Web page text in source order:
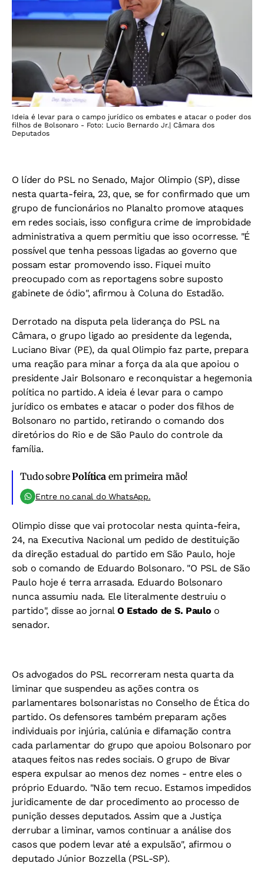
Ideia é levar para o campo jurídico os embates e atacar o poder dos
filhos de Bolsonaro - Foto: Lucio Bernardo Jr.| Câmara dos
Deputados
O líder do PSL no Senado, Major Olimpio (SP), disse
nesta quarta-feira, 23, que, se for confirmado que um
grupo de funcionários no Planalto promove ataques
em redes sociais, isso configura crime de improbidade
administrativa a quem permitiu que isso ocorresse. "É
possível que tenha pessoas ligadas ao governo que
possam estar promovendo isso. Fiquei muito
preocupado com as reportagens sobre suposto
gabinete de ódio", afirmou à Coluna do Estadão.
Derrotado na disputa pela liderança do PSL na
Câmara, o grupo ligado ao presidente da legenda,
Luciano Bivar (PE), da qual Olimpio faz parte, prepara
uma reação para minar a força da ala que apoiou o
presidente Jair Bolsonaro e reconquistar a hegemonia
política no partido. A ideia é levar para o campo
jurídico os embates e atacar o poder dos filhos de
Bolsonaro no partido, retirando o comando dos
diretórios do Rio e de São Paulo do controle da
família.
Tudo sobrePolítica em primeira mão!
Entre no canal do WhatsApp.
Olimpio disse que vai protocolar nesta quinta-feira,
24, na Executiva Nacional um pedido de destituição
da direção estadual do partido em São Paulo, hoje
sob o comando de Eduardo Bolsonaro. "O PSL de São
Paulo hoje é terra arrasada. Eduardo Bolsonaro
nunca assumiu nada. Ele literalmente destruiu o
partido", disse ao jornal O Estado de S. Paulo o
senador.
Os advogados do PSL recorreram nesta quarta da
liminar que suspendeu as ações contra os
parlamentares bolsonaristas no Conselho de Ética do
partido. Os defensores também preparam ações
individuais por injúria, calúnia e difamação contra
cada parlamentar do grupo que apoiou Bolsonaro por
ataques feitos nas redes sociais. O grupo de Bivar
espera expulsar ao menos dez nomes - entre eles o
próprio Eduardo. "Não tem recuo. Estamos impedidos
juridicamente de dar procedimento ao processo de
punição desses deputados. Assim que a Justiça
derrubar a liminar, vamos continuar a análise dos
casos que podem levar até a expulsão", afirmou o
deputado Júnior Bozzella (PSL-SP).